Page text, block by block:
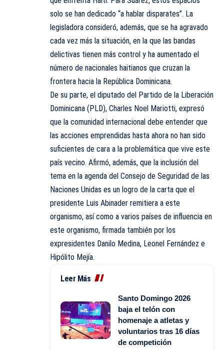
solo se han dedicado “a hablar disparates”. La
legisladora consideró, además, que se ha agravado
cada vez más la situación, en la que las bandas
delictivas tienen más control y ha aumentado el
número de nacionales haitianos que cruzan la
frontera hacia la República Dominicana.
De su parte, el diputado del Partido de la Liberación
Dominicana (PLD), Charles Noel Mariotti, expresó
que la comunidad internacional debe entender que
las acciones emprendidas hasta ahora no han sido
suficientes de cara a la problemática que vive este
país vecino. Afirmó, además, que la inclusión del
tema en la agenda del Consejo de Seguridad de las
Naciones Unidas es un logro de la carta que el
presidente Luis Abinader remitiera a este
organismo, así como a varios países de influencia en
este organismo, firmada también por los
expresidentes Danilo Medina, Leonel Fernández e
Hipólito Mejía.
Leer Más
Santo Domingo 2026
baja el telón con
homenaje a atletas y
voluntarios tras 16 días
de competición